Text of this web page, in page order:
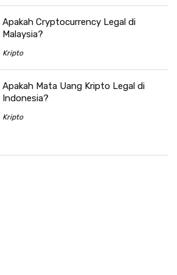
Apakah Cryptocurrency Legal di
Malaysia?
Kripto
Apakah Mata Uang Kripto Legal di
Indonesia?
Kripto